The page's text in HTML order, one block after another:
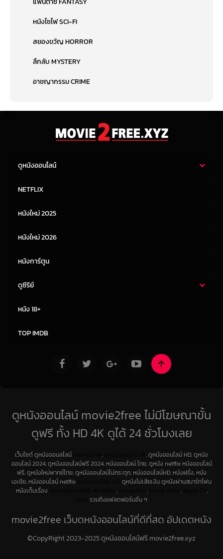
หนังไซไฟ SCI-FI
สยองขวัญ HORROR
ลึกลับ MYSTERY
อาชญากรรม CRIME
ดูหนังออนไลน์
หนังจีน
NETFLIX
หนังใหม่ 2025
หนังใหม่ 2026
หนังการ์ตูน
ดูซีรีย์
หนัง 18+
TOP IMDB
ดูหนังออนไลน์ movie2free ไม่มีโฆษณาขั้น
ดูฟรี ทั้ง HD 4K ดูได้ 24 ชั่วโมงเลย
เว็บไซต์ ดูหนังออนลไลน์ ,
, ดูหนังออนไลน์ HD, ดูหนัง
ออนไลน์ 2024, ดูหนังออนไลน์ฟรี 2024, หนังออนไลน์ ไทย, ดูหนัง netflix หนังออนไลน์
ฟรี, ดูหนังใหม่พากย์ไทย, ดูหนังออนไลน์ไม่กระตุก, หนังออนไลน์HD, หนังฝรั่ง, หนัง
เอเชีย, หนังออนไลน์ netflix
ดูหนังไม่เสียเงิน ดูหนังผ่านสมาร์ทโฟน
หนังเต็มเรื่อง
, , ,
,
รวมถึงแฟลตฟอร์มอื่น ๆ
movie2free เว็บดูหนังออนไลน์ที่ดีที่สุด อัปเดตหนัง
ใหม่ทุกวัน
©CopyRight 2023-2025 ดูหนังออนไลน์ฟรี movie2free.xyz